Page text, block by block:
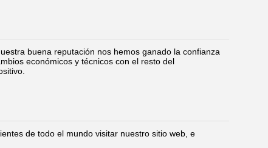
buena reputación nos hemos ganado la confianza
económicos y técnicos con el resto del
de todo el mundo visitar nuestro sitio web, e